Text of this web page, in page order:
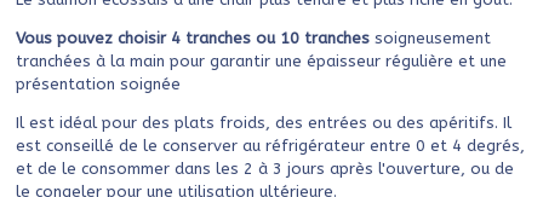
Vous pouvez choisir 4 tranches ou 10 tranches soigneusement
tranchées à la main pour garantir une épaisseur régulière et une
présentation soignée
Il est idéal pour des plats froids, des entrées ou des apéritifs. Il
est conseillé de le conserver au réfrigérateur entre 0 et 4 degrés,
et de le consommer dans les 2 à 3 jours après l'ouverture, ou de
le congeler pour une utilisation ultérieure.